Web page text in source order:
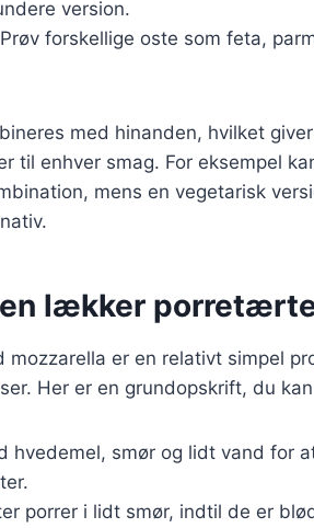
version.
forskellige oste som feta,
med hinanden, hvilket
til enhver smag. For eksempel
mens en vegetarisk
en lækker
er en relativt simpel
Her er en grundopskrift, du
hvedemel, smør og lidt vand for
porrer i lidt smør, indtil de er